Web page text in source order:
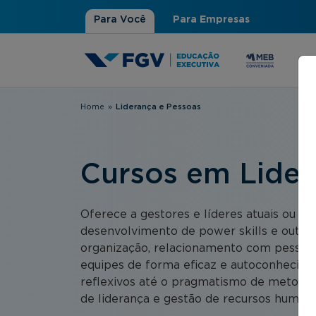
Para Você Para Empresas
Você está aqui
Home » Liderança e Pessoas
Cursos em
Oferece a gestores e líderes atuais ou
desenvolvimento de power skills e
organização, relacionamento com
equipes de forma eficaz e
reflexivos até o pragmatismo de
de liderança e gestão de recursos